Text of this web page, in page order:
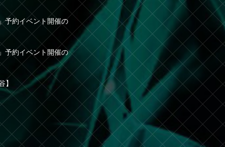
予約イベント開催の
予約イベント開催の
】